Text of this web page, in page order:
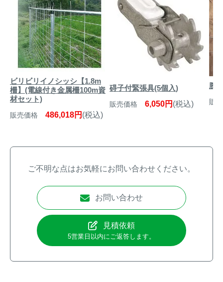
ビリビリイノシッシ【1.8m
柵】(電線付き金属柵100m資
材セット)
販売価格 486,018円 (税込)
碍子付緊張具(5個入)
販売価格 6,050円 (税込)
腕
販
ご不明な点はお気軽にお問い合わせください。
お問い合わせ
見積依頼
5営業日以内にご返答します。